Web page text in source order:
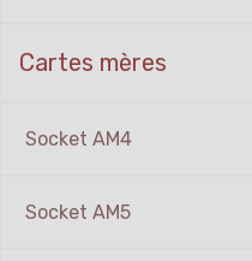
Cartes mères
Socket AM4
Socket AM5